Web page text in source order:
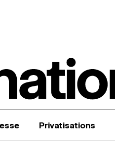
Privatisations